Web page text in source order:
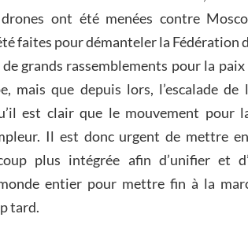
ont été menées contre
faites pour démanteler la Fédération
grands rassemblements pour la
mais que depuis lors, l’escalade de
est clair que le mouvement pour
Il est donc urgent de mettre
plus intégrée afin d’unifier et
entier pour mettre fin à la
tard.